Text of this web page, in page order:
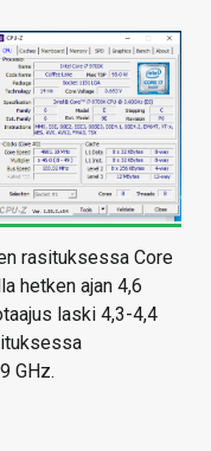
rasituksessa Core
hetken ajan 4,6
laski 4,3-4,4
GHz.